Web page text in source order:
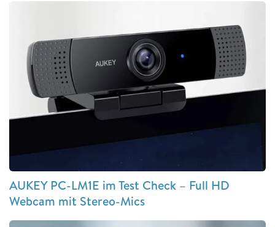
AUKEY PC-LM1E im Test Check – Full HD
Webcam mit Stereo-Mics